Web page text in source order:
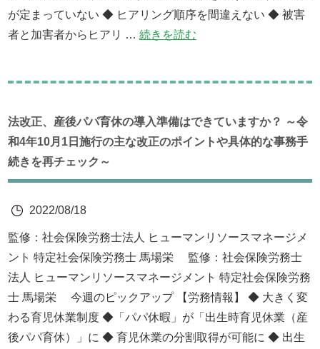
が定まっていない ◆ ヒアリング順序を間違えない ◆ 被害
者と加害者からヒアリ …続きを読む
法改正、産後パパ育休の導入準備はできていますか？ ～令
和4年10月1日施行の主な改正のポイントや具体的な事務手
続きを再チェック～
2022/08/18
監修：社会保険労務士法人 ヒューマンリソースマネージメ
ント 特定社会保険労務士 馬場栄 監修：社会保険労務士
法人 ヒューマンリソースマネージメント 特定社会保険労務
士 馬場栄 今週のピックアップ 【労務情報】 ◆ 大きく変
わる育児休業制度 ◆「パパ休暇」が「出生時育児休業（産
後パパ育休）」に ◆ 育児休業の分割取得が可能に ◆ 出生